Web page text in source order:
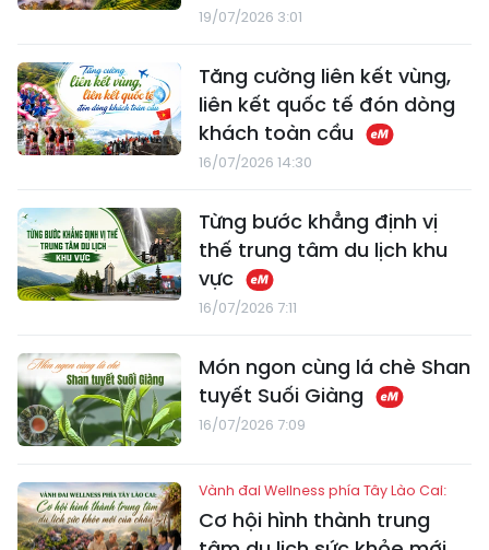
19/07/2026 3:01
Tăng cường liên kết vùng,
liên kết quốc tế đón dòng
khách toàn cầu
16/07/2026 14:30
Từng bước khẳng định vị
thế trung tâm du lịch khu
vực
16/07/2026 7:11
Món ngon cùng lá chè Shan
tuyết Suối Giàng
16/07/2026 7:09
Vành đai Wellness phía Tây Lào Cai:
Cơ hội hình thành trung